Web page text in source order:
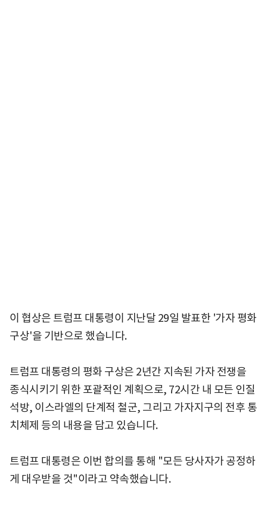
이 협상은 트럼프 대통령이 지난달 29일 발표한 '가자 평화
구상'을 기반으로 했습니다.
트럼프 대통령의 평화 구상은 2년간 지속된 가자 전쟁을
종식시키기 위한 포괄적인 계획으로, 72시간 내 모든 인질
석방, 이스라엘의 단계적 철군, 그리고 가자지구의 전후 통
치체제 등의 내용을 담고 있습니다.
트럼프 대통령은 이번 합의를 통해 "모든 당사자가 공정하
게 대우받을 것"이라고 약속했습니다.